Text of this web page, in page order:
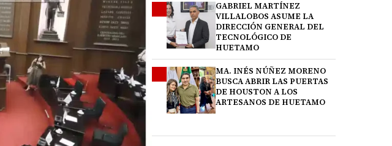
GABRIEL MARTÍNEZ
VILLALOBOS ASUME LA
DIRECCIÓN GENERAL DEL
TECNOLÓGICO DE
HUETAMO
MA. INÉS NÚÑEZ MORENO
BUSCA ABRIR LAS PUERTAS
DE HOUSTON A LOS
ARTESANOS DE HUETAMO